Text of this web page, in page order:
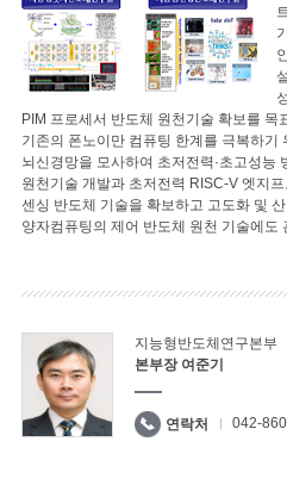
PIM 프로세서 반도체 원천기술 확보를 목
기존의 폰노이만 컴퓨팅 한계를 극복하기
뇌신경망을 모사하여 초저전력·초고성능
원천기술 개발과 초저전력 RISC-V 엣지
센싱 반도체 기술을 확보하고 고도화 및
양자컴퓨팅의 제어 반도체 원천 기술에도
지능형반도체연구본부
본부장 여준기
연락처 042-